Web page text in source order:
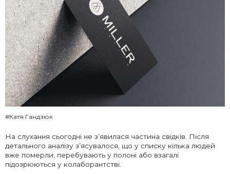
#Катя Гандзюк
На слухання сьогодні не з’явилася частина свідків. Після
детального аналізу з’ясувалося, що у списку кілька людей
вже померли, перебувають у полоні або взагалі
підозрюються у колаборантстві.